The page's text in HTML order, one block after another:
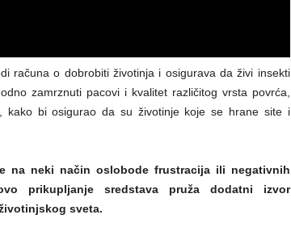
računa o dobrobiti životinja i osigurava da živi insekti
zamrznuti pacovi i kvalitet različitog vrsta povrća,
kako bi osigurao da su životinje koje se hrane site i
na neki način oslobode frustracija ili negativnih
prikupljanje sredstava pruža dodatni izvor
sveta.